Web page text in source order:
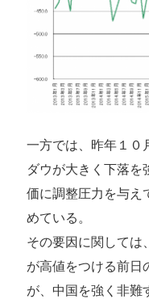
一方では、昨年１０
ダウが大きく下落を
価に調整圧力を与え
めている。
その要因に関しては
が高値をつける前日
が、中国を強く非難